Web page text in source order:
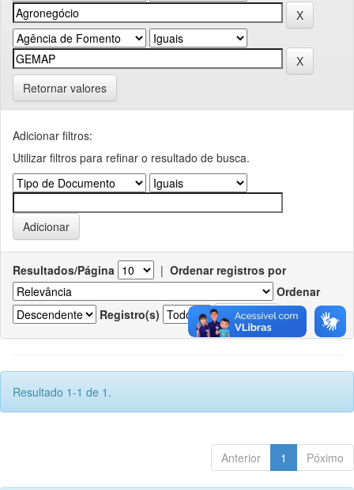
Retornar valores
Adicionar filtros:
Utilizar filtros para refinar o resultado de busca.
Resultados/Página | Ordenar registros por
Ordenar
Registro(s)
Resultado 1-1 de 1.
Anterior 1 Póximo